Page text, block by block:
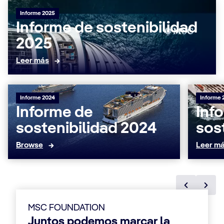
Informe 2025
Informe de sostenibilidad
2025
Leer más
Informe 2024
Informe de
sostenibilidad 2024
Browse
Informe
Leer
MSC FOUNDATION